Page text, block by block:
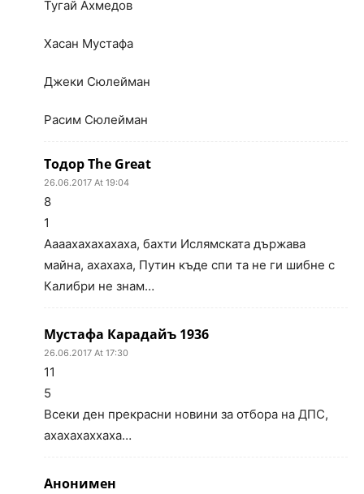
Тугай Ахмедов
Хасан Мустафа
Джеки Сюлейман
Расим Сюлейман
Тодор The Great
26.06.2017 At 19:04
8
1
Аааахахахахаха, бахти Ислямската държава
майна, ахахаха, Путин къде спи та не ги шибне с
Калибри не знам…
Мустафа Карадайъ 1936
26.06.2017 At 17:30
11
5
Всеки ден прекрасни новини за отбора на ДПС,
ахахахаххаха…
Анонимен